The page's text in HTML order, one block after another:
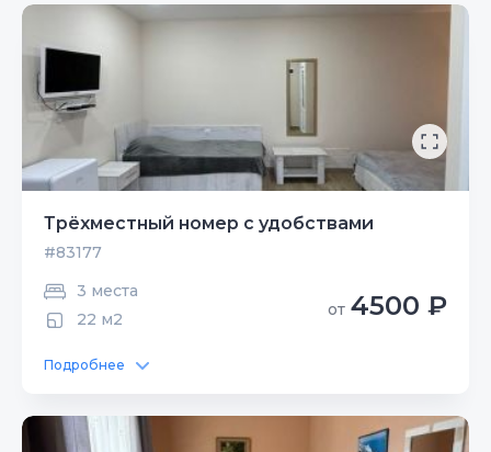
Трёхместный номер с удобствами
#83177
3 места
22 м2
от 4500 ₽
Подробнее